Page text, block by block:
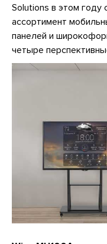
Solutions в этом году
ассортимент
панелей и
четыре